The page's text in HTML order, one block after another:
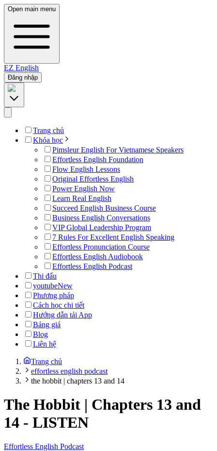
Open main menu
EZ English
Đăng nhập
Trang chủ
Khóa học
Pimsleur English For Vietnamese Speakers
Effortless English Foundation
Flow English Lessons
Original Effortless English
Power English Now
Learn Real English
Succeed English Business Course
Business English Conversations
VIP Global Leadership Program
7 Rules For Excellent English Speaking
Effortless Pronunciation Course
Effortless English Audiobook
Effortless English Podcast
Thi đấu
youtubeNew
Phương pháp
Cách học chi tiết
Hướng dẫn tải App
Bảng giá
Blog
Liên hệ
Trang chủ
effortless english podcast
the hobbit | chapters 13 and 14
The Hobbit | Chapters 13 and
14 - LISTEN
Effortless English Podcast